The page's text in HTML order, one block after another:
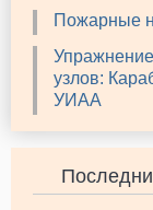
Пожарные
узлов:
УИАА